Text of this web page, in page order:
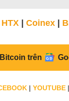
HTX | Coinex |
trên
| YOUTUBE |